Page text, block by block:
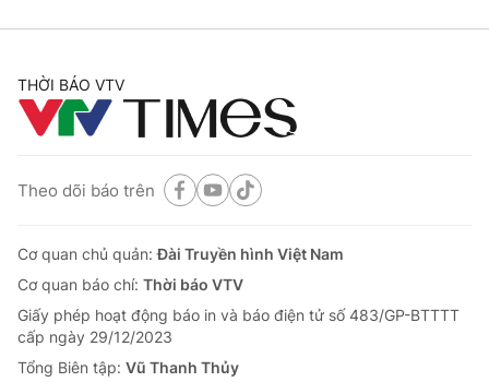
THỜI BÁO VTV
Theo dõi báo trên
Cơ quan chủ quản:Đài Truyền hình Việt Nam
Cơ quan báo chí: Thời báo VTV
Giấy phép hoạt động báo in và báo điện tử số 483/GP-BTTTT
cấp ngày 29/12/2023
Tổng Biên tập: Vũ Thanh Thủy